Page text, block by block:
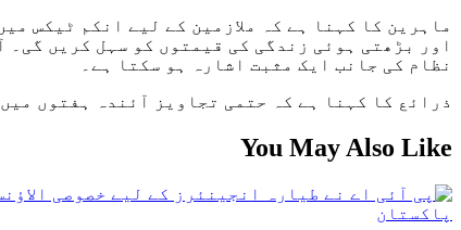
ماہرین کا کہنا ہے کہ ملازمین کے لیے انکم ٹیکس
اور بڑھتی ہوئی زندگی کی قیمتوں کو سہل کریں
نظام کی جانب ایک مثبت اشارہ ہو سکتا ہے۔
ذرائع کا کہنا ہے کہ حتمی تجاویز آئندہ ہفتوں
You May Also Like
پاکستان